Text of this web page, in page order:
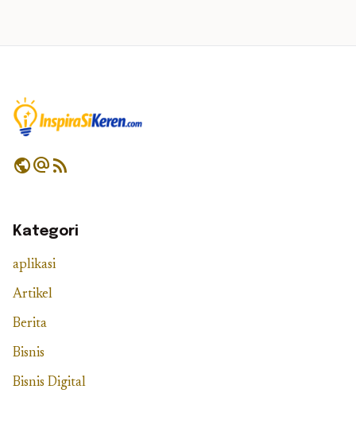
publicalternate_emailrss_feed
Kategori
aplikasi
Artikel
Berita
Bisnis
Bisnis Digital